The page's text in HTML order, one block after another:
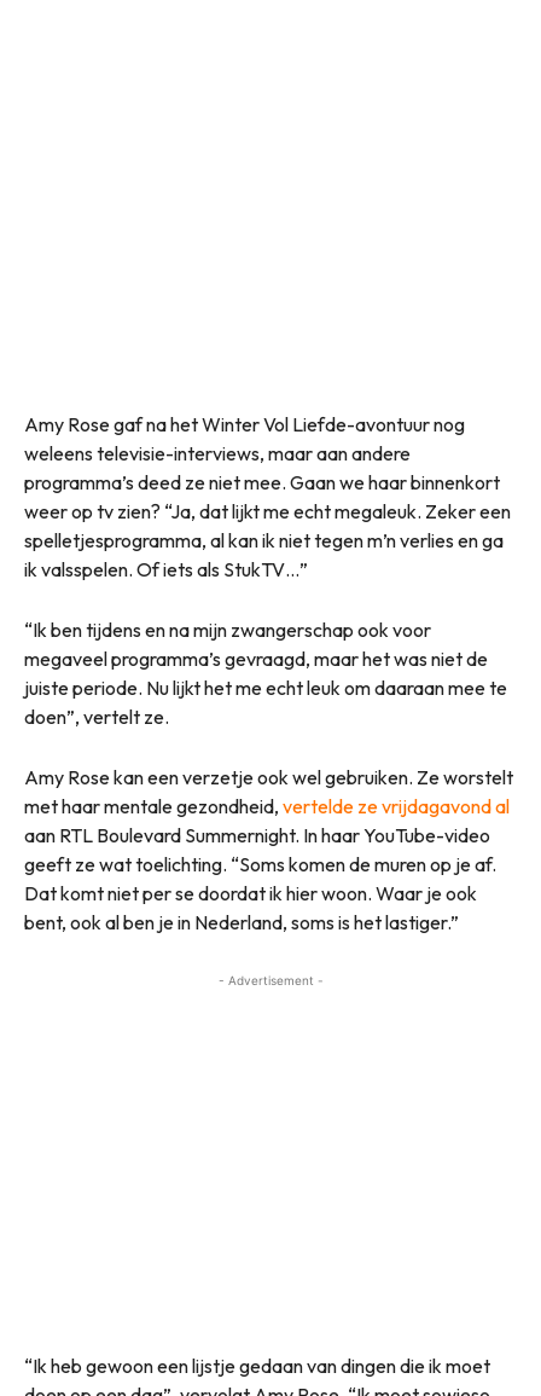
Amy Rose gaf na het Winter Vol Liefde-avontuur nog
weleens televisie-interviews, maar aan andere
programma’s deed ze niet mee. Gaan we haar binnenkort
weer op tv zien? “Ja, dat lijkt me echt megaleuk. Zeker een
spelletjesprogramma, al kan ik niet tegen m’n verlies en ga
ik valsspelen. Of iets als StukTV…”
“Ik ben tijdens en na mijn zwangerschap ook voor
megaveel programma’s gevraagd, maar het was niet de
juiste periode. Nu lijkt het me echt leuk om daaraan mee te
doen”, vertelt ze.
Amy Rose kan een verzetje ook wel gebruiken. Ze worstelt
met haar mentale gezondheid, vertelde ze vrijdagavond al
aan RTL Boulevard Summernight. In haar YouTube-video
geeft ze wat toelichting. “Soms komen de muren op je af.
Dat komt niet per se doordat ik hier woon. Waar je ook
bent, ook al ben je in Nederland, soms is het lastiger.”
- Advertisement -
“Ik heb gewoon een lijstje gedaan van dingen die ik moet